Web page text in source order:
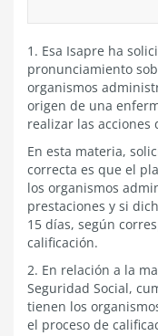
1. Esa Isapre ha
pronunciamiento
organismos
origen de una
realizar las acciones
En esta materia,
correcta es que el
los organismos
prestaciones y si
15 días, según
calificación.
2. En relación a la
Seguridad Social,
tienen los
el proceso de